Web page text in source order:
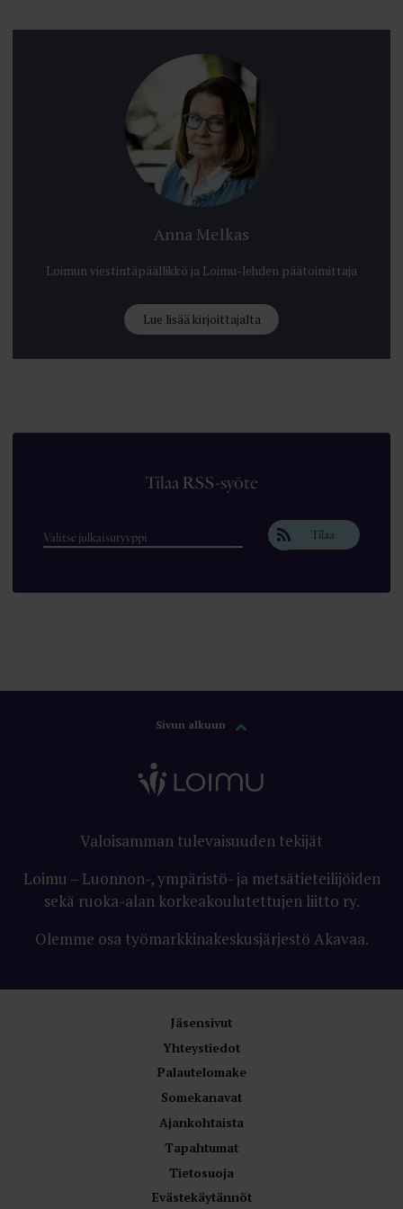
Anna Melkas
Loimun viestintäpäällikkö ja Loimu-lehden päätoimittaja
Lue lisää kirjoittajalta
Tilaa RSS-syöte
Tilaa
Sivun alkuun
Valoisamman tulevaisuuden tekijät
Loimu – Luonnon-, ympäristö- ja metsätieteilijöiden
sekä ruoka-alan korkeakoulutettujen liitto ry.
Olemme osa työmarkkinakeskusjärjestö Akavaa.
Jäsensivut
Yhteystiedot
Palautelomake
Somekanavat
Ajankohtaista
Tapahtumat
Tietosuoja
Evästekäytännöt